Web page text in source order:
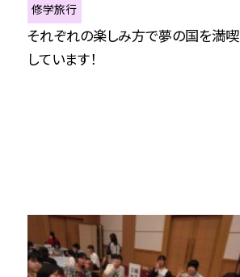
修学旅行
それぞれの楽しみ方で夢の国を満喫
しています！